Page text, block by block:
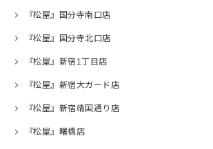
『松屋』国分寺南口店
『松屋』国分寺北口店
『松屋』新宿1丁目店
『松屋』新宿大ガード店
『松屋』新宿靖国通り店
『松屋』曙橋店